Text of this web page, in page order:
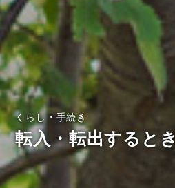
くらし・手続き
転入・転出するとき